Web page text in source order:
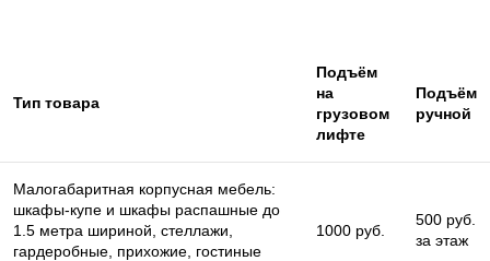
Тип товара
Подъём
на
грузовом
лифте
Подъём
ручной
Малогабаритная корпусная мебель:
шкафы-купе и шкафы распашные до
1.5 метра шириной, стеллажи,
гардеробные, прихожие, гостиные
1000 руб.
500 руб.
за этаж